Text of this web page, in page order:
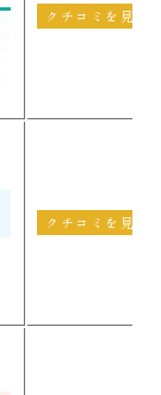
クチコミを見る
クチコミを見る